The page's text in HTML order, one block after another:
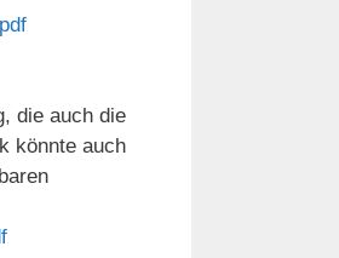
die auch die
könnte auch